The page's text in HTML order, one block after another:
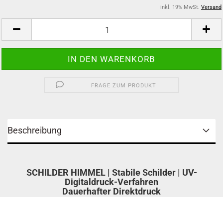
inkl. 19% MwSt. Versand
FRAGE ZUM PRODUKT
Beschreibung
SCHILDER HIMMEL | Stabile Schilder | UV-
Digitaldruck-Verfahren
Dauerhafter Direktdruck